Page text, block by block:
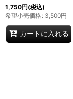
1,750円(税込)
希望小売価格: 3,500円
カートに入れる